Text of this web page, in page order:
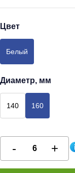
Цвет
Белый
Диаметр, мм
140 160